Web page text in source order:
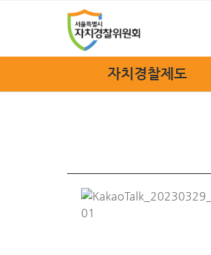
자치경찰제도
자치경찰 FAQ